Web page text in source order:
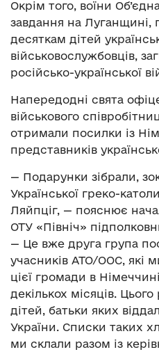
Окрім того, воїни
завдання на Луганщині,
десяткам дітей
військовослужбовців,
російсько-української
Напередодні свята
військового
отримали посилки із
представників
— Подарунки зібрали,
Української греко-
Ляйпціг, — пояснює
ОТУ «Північ»
— Це вже друга група
учасників АТО/ООС, які
цієї громади в
декількох місяців.
дітей, батьки яких
України. Списки таких
ми склали разом із